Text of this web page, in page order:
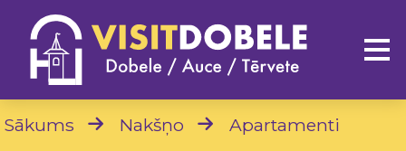
Sākums Nakšņo Apartamenti